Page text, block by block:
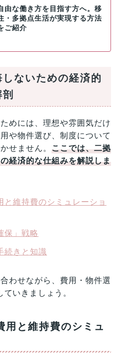
由な働き方を目指す方へ。移
・多拠点生活が実現する方法
ご紹介
ないための経済的
めには、理想や雰囲気だけ
や物件選び、制度について
せません。ここでは、二拠
経済的な仕組みを解説しま
と維持費のシミュレーショ
保」戦略
続きと知識
わせながら、費用・物件選
いきましょう。
用と維持費のシミュ